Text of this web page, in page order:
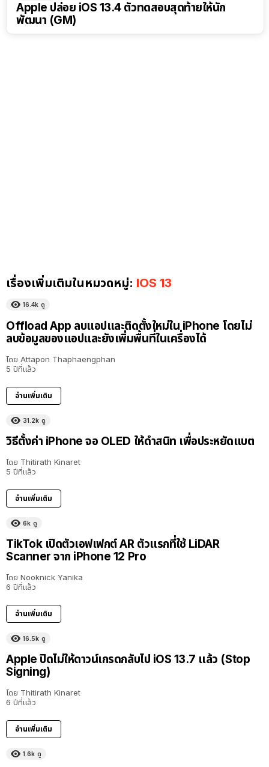
Apple ปล่อย iOS 13.4 ตัวทดสอบสุดท้ายให้นัก
พัฒนา (GM)
เรื่องเพิ่มเติมในหมวดหมู่: IOS 13
16.4k ดู
Offload App ลบแอปและติดตั้งใหม่ใน iPhone โดยไม่
ลบข้อมูลของแอปและยังเพิ่มพื้นที่ในเครื่องได้
โดย Attapon Thaphaengphan
5 ปีที่แล้ว
อ่านเพิ่มเติม
31.2k ดู
วิธีตั้งค่า iPhone จอ OLED ให้ดำสนิท เพื่อประหยัดแบต
โดย Thitirath Kinaret
5 ปีที่แล้ว
อ่านเพิ่มเติม
6k ดู
TikTok เปิดตัวเอฟเฟกต์ AR ตัวแรกที่ใช้ LiDAR
Scanner จาก iPhone 12 Pro
โดย Nooknick Yanika
6 ปีที่แล้ว
อ่านเพิ่มเติม
16.5k ดู
Apple ปิดไม่ให้ดาวน์เกรดกลับไป iOS 13.7 แล้ว (Stop
Signing)
โดย Thitirath Kinaret
6 ปีที่แล้ว
อ่านเพิ่มเติม
1.6k ดู